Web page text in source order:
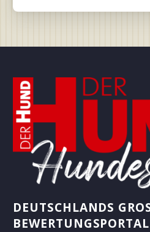
DEUTSCHLANDS
EWERTUNGSPORTAL